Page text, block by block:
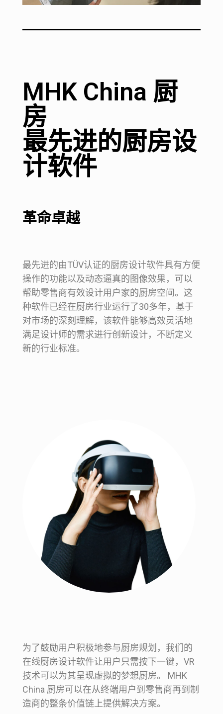
MHK China 厨
房
最先进的厨房设
计软件
革命卓越
最先进的由TÜV认证的厨房设计软件具有方便
操作的功能以及动态逼真的图像效果，可以
帮助零售商有效设计用户家的厨房空间。这
种软件已经在厨房行业运行了30多年，基于
对市场的深刻理解，该软件能够高效灵活地
满足设计师的需求进行创新设计，不断定义
新的行业标准。
为了鼓励用户积极地参与厨房规划，我们的
在线厨房设计软件让用户只需按下一键，VR
技术可以为其呈现虚拟的梦想厨房。 MHK
China 厨房可以在从终端用户到零售商再到制
造商的整条价值链上提供解决方案。